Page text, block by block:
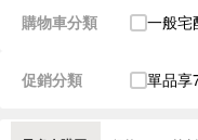
購物車分類 一般宅
促銷分類 單品享